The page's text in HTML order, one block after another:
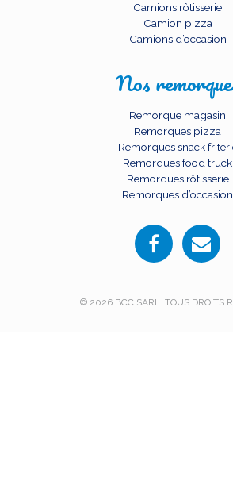
Camions rôtisserie
Camion pizza
Camions d’occasion
Nos
Remorque magasin
Remorques pizza
Remorques snack
Remorques food truck
Remorques rôtisserie
Remorques d’occasion
© 2026 BCC SARL. TOUS DROITS